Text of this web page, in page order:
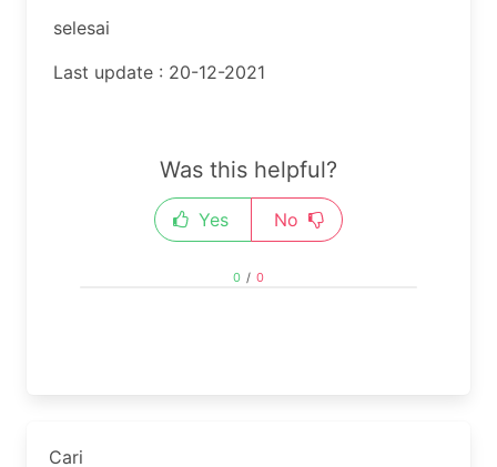
selesai
Last update : 20-12-2021
Was this helpful?
Yes No
0 / 0
Cari